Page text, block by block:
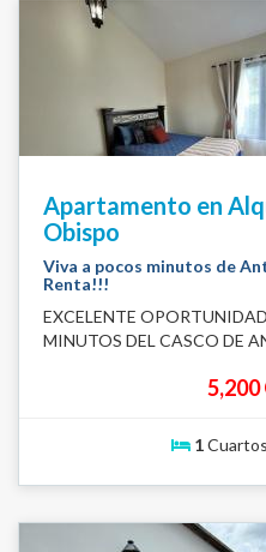
Apartamento en
Obispo
Viva a pocos minutos de
Renta!!!
EXCELENTE
MINUTOS DEL CASCO DE
5,200
1Cuartos